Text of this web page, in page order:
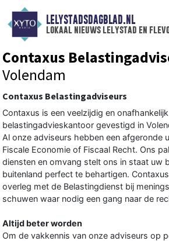
LELYSTADSDAGBLAD.NL
lokaal nieuws lelystad en
Contaxus
Volendam
Contaxus Belastingadviseurs
Contaxus is een veelzijdig en onafhankelijk
belastingadvieskantoor gevestigd in
Al onze adviseurs hebben een afgeronde
Fiscale Economie of Fiscaal Recht. Ons
diensten en omvang stelt ons in staat uw
buitenland perfect te behartigen.
overleg met de Belastingdienst bij
schuwen waar nodig een gang naar de
Altijd beter worden
Om de vakkennis van onze adviseurs op